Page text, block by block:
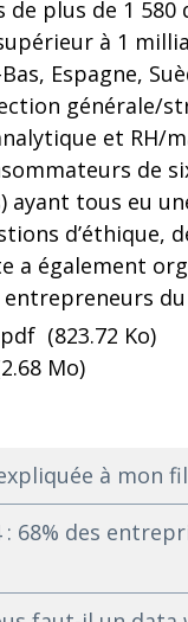
de plus de 1
à 1
Espagne,
générale/
et RH/
de
ayant tous eu
d’éthique,
a également
(823.72 Ko)
Mo)
à mon
68% des